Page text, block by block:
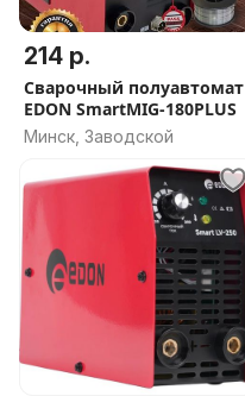
214 р.
Сварочный полуавтомат
EDON SmartMIG-180PLUS
Минск, Заводской